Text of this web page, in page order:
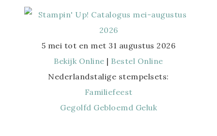
5 mei tot en met 31 augustus 2026
Bekijk Online | Bestel Online
Nederlandstalige stempelsets:
Familiefeest
Gegolfd Gebloemd Geluk